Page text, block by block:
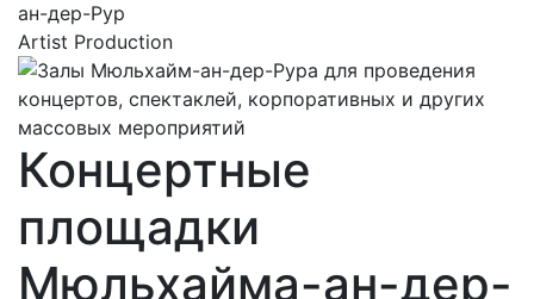
ан-дер-Рур
Artist Production
Концертные
площадки
Мюльхайма-ан-дер-